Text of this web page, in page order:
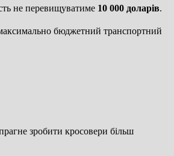
не перевищуватиме 10 000 доларів.
бюджетний транспортний
зробити кросовери більш